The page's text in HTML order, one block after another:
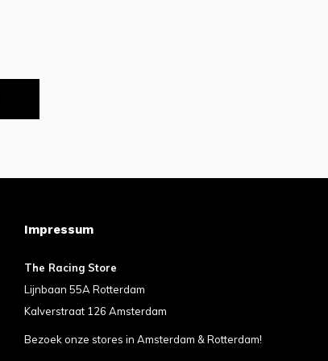
Impressum
The Racing Store
Lijnbaan 55A Rotterdam
Kalverstraat 126 Amsterdam
Bezoek onze stores in Amsterdam & Rotterdam!